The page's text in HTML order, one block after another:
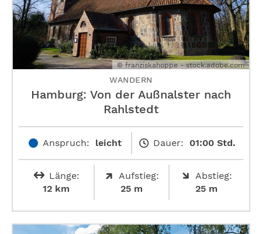
© franziskahoppe - stock.adobe.com
WANDERN
Hamburg: Von der Außnalster nach
Rahlstedt
Anspruch: leicht Dauer: 01:00 Std.
Länge:
12 km
Aufstieg:
25 m
Abstieg:
25 m